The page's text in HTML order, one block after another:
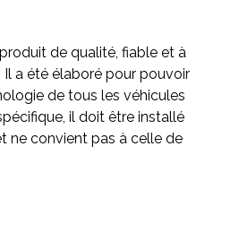
produit de qualité, fiable et à
Il a été élaboré pour pouvoir
de tous les véhicules
il doit être installé
ne convient pas à celle de